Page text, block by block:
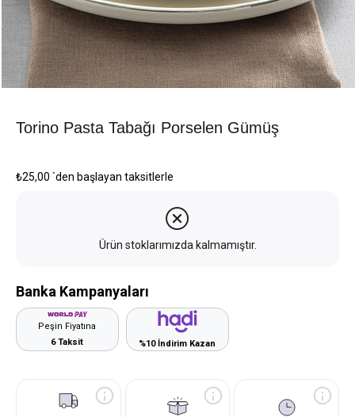
Torino Pasta Tabağı Porselen Gümüş
₺25,00 `den başlayan taksitlerle
Ürün stoklarımızda kalmamıştır.
Banka Kampanyaları
Peşin Fiyatına
6 Taksit
%10 İndirim Kazan